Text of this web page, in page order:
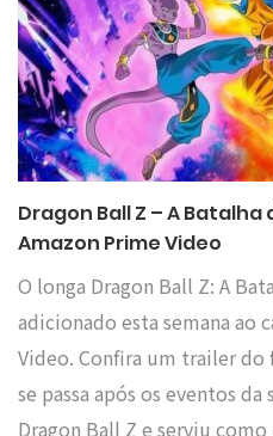
Dragon Ball Z – A
Amazon Prime Video
O longa Dragon Ball Z: A
adicionado esta semana ao
Video. Confira um trailer do
se passa após os eventos
Dragon Ball Z e serviu